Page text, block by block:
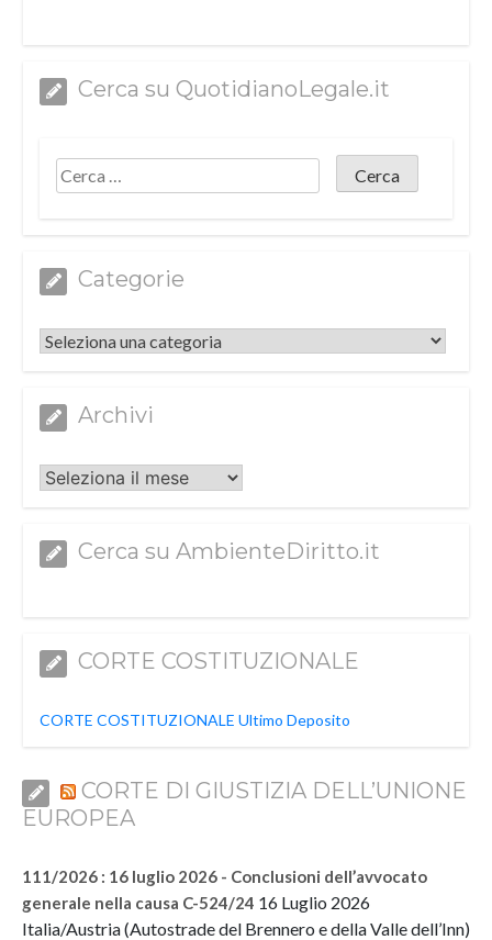
Cerca su QuotidianoLegale.it
Categorie
Categorie
Archivi
Archivi
Cerca su AmbienteDiritto.it
CORTE COSTITUZIONALE
CORTE COSTITUZIONALE Ultimo Deposito
CORTE DI GIUSTIZIA DELL’UNIONE
EUROPEA
111/2026 : 16 luglio 2026 - Conclusioni dell’avvocato
generale nella causa C-524/24 16 Luglio 2026
Italia/Austria (Autostrade del Brennero e della Valle dell’Inn)